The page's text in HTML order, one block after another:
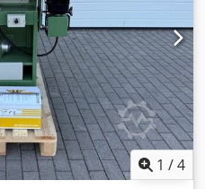
napinanie i oscylacja pasa
forniru z jednej strony
kątomierz do
stół do szlifowania
- fi 140 mm - wymiary
dł. x szer. x wys. )
- ok. 450 kg
1 /4